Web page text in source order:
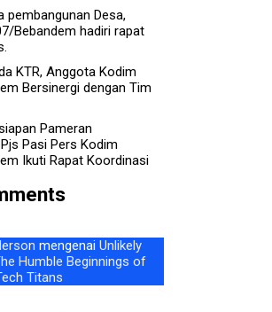
pembangunan Desa,
Bebandem hadiri rapat
KTR, Anggota Kodim
Bersinergi dengan Tim
Pameran
Pasi Pers Kodim
Ikuti Rapat Koordinasi
mengenai Unlikely
Humble Beginnings of
Titans